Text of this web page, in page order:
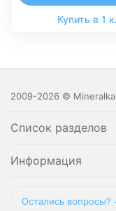
Купить в 1
2009-2026 ©
Список разделов
Информация
Остались вопросы?